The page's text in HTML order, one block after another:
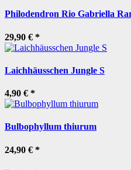
Philodendron Rio Gabriella
29,90 € *
Laichhäusschen Jungle S
4,90 € *
Bulbophyllum thiurum
24,90 € *